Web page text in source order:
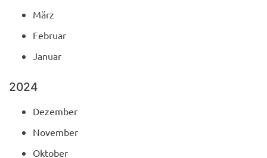
März
Februar
Januar
2024
Dezember
November
Oktober